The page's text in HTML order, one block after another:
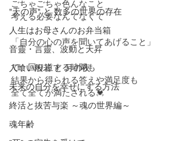
"天の声" と 数多の世界の存在
人生はお母さんのお弁当箱
音靈・言靈、波動と天昇
人喰い般若 と 月の夜
未来の自分を幸せにする方法
終活と抜苦与楽 ～魂の世界編～
魂年齢
ごちゃごちゃ色んなこと
考える必要なんてなくて
「自分の心の声を聞いてあげること」
で、回り道する時間も
結果から得られる答えや満足度も
全て全てが満たされる💓